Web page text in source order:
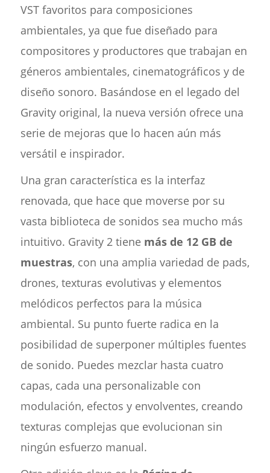
VST favoritos para composiciones
ambientales, ya que fue diseñado para
compositores y productores que trabajan en
géneros ambientales, cinematográficos y de
diseño sonoro. Basándose en el legado del
Gravity original, la nueva versión ofrece una
serie de mejoras que lo hacen aún más
versátil e inspirador.
Una gran característica es la interfaz
renovada, que hace que moverse por su
vasta biblioteca de sonidos sea mucho más
intuitivo. Gravity 2 tiene más de 12 GB de
muestras, con una amplia variedad de pads,
drones, texturas evolutivas y elementos
melódicos perfectos para la música
ambiental. Su punto fuerte radica en la
posibilidad de superponer múltiples fuentes
de sonido. Puedes mezclar hasta cuatro
capas, cada una personalizable con
modulación, efectos y envolventes, creando
texturas complejas que evolucionan sin
ningún esfuerzo manual.